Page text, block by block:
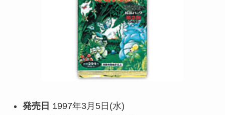
発売日 1997年3月5日(水)